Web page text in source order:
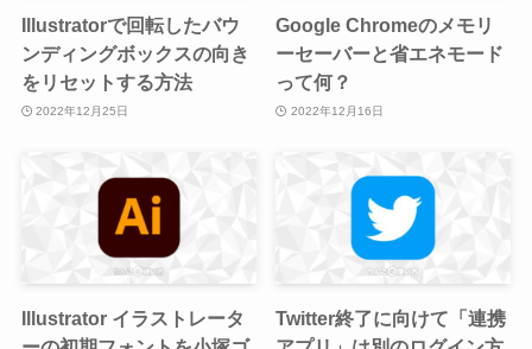
Illustratorで回転したバウ
ンディングボックスの向き
をリセットする方法
2022年12月25日
Google Chromeのメモリ
ーセーバーと省エネモード
って何？
2022年12月16日
Illustrator イラストレータ
Twitter終了に向けて「連携